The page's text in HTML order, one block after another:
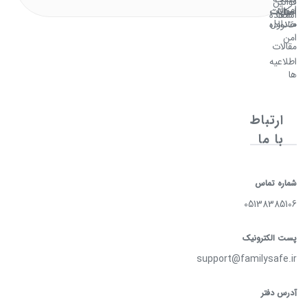
اصلی
امکانات
خانواده
امن
مقالات
اطلاعیه
ها
امن
استفاده
سوالات
متداول
ارتباط
با ما
شماره تماس
05138385106
پست الکترونیک
support@familysafe.ir
آدرس دفتر